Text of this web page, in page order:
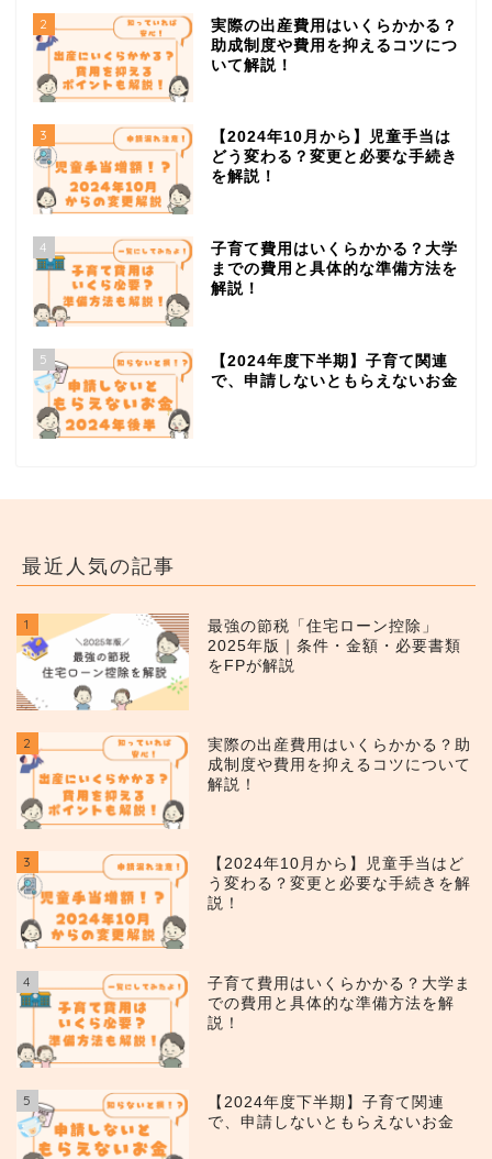
2
実際の出産費用はいくらかかる？
助成制度や費用を抑えるコツにつ
いて解説！
3
【2024年10月から】児童手当は
どう変わる？変更と必要な手続き
を解説！
4
子育て費用はいくらかかる？大学
までの費用と具体的な準備方法を
解説！
5
【2024年度下半期】子育て関連
で、申請しないともらえないお金
最近人気の記事
1
最強の節税「住宅ローン控除」
2025年版｜条件・金額・必要書類
をFPが解説
2
実際の出産費用はいくらかかる？助
成制度や費用を抑えるコツについて
解説！
3
【2024年10月から】児童手当はど
う変わる？変更と必要な手続きを解
説！
4
子育て費用はいくらかかる？大学ま
での費用と具体的な準備方法を解
説！
5
【2024年度下半期】子育て関連
で、申請しないともらえないお金